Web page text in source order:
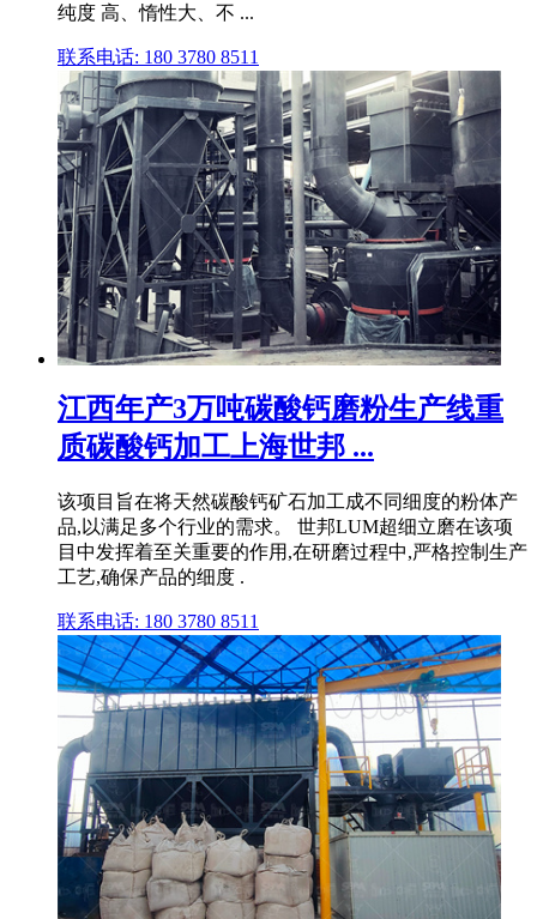
纯度 高、惰性大、不 ...
联系电话: 180 3780 8511
江西年产3万吨碳酸钙磨粉生产线重
质碳酸钙加工上海世邦 ...
该项目旨在将天然碳酸钙矿石加工成不同细度的粉体产
品,以满足多个行业的需求。 世邦LUM超细立磨在该项
目中发挥着至关重要的作用,在研磨过程中,严格控制生产
工艺,确保产品的细度 .
联系电话: 180 3780 8511